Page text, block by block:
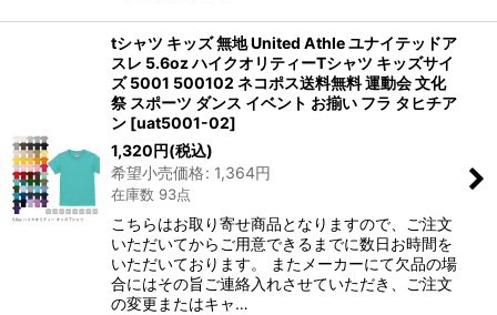
tシャツ キッズ 無地 United Athle ユナイテッドア
スレ 5.6oz ハイクオリティーTシャツ キッズサイ
ズ 5001 500102 ネコポス送料無料 運動会 文化
祭 スポーツ ダンス イベント お揃い フラ タヒチア
ン [uat5001-02]
1,320円(税込)
希望小売価格: 1,364円
在庫数 93点
こちらはお取り寄せ商品となりますので、ご注文
いただいてからご用意できるまでに数日お時間を
いただいております。 またメーカーにて欠品の場
合にはその旨ご連絡入れさせていただき、ご注文
の変更またはキャ…